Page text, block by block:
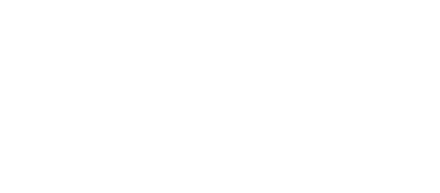
für unsere täglichen Tauchausfahrten im März 2025!